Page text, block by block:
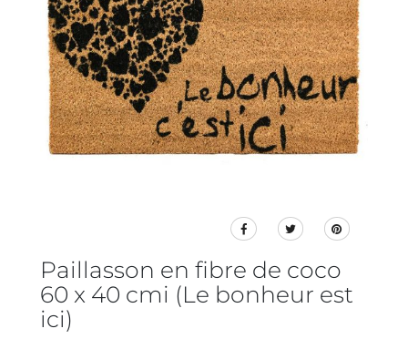
Paillasson en fibre de coco
60 x 40 cmi (Le bonheur est
ici)